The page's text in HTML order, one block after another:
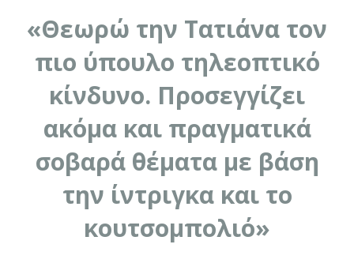
«Θεωρώ την Τατιάνα τον
πιο ύπουλο τηλεοπτικό
κίνδυνο. Προσεγγίζει
ακόμα και πραγματικά
σοβαρά θέματα με βάση
την ίντριγκα και το
κουτσομπολιό»